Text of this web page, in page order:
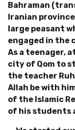
Bahraman
Iranian
large peasant
engaged in the
As a teenager,
city of Qom to
the teacher
Allah be with
of the Islamic
of his students